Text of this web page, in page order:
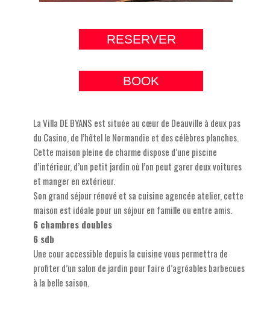
RESERVER
BOOK
La Villa DE BYANS est située au cœur de Deauville à deux pas
du Casino, de l’hôtel le Normandie et des célèbres planches.
Cette maison pleine de charme dispose d’une piscine
d’intérieur, d’un petit jardin où l’on peut garer deux voitures
et manger en extérieur.
Son grand séjour rénové et sa cuisine agencée atelier, cette
maison est idéale pour un séjour en famille ou entre amis.
6 chambres doubles
6 sdb
Une cour accessible depuis la cuisine vous permettra de
profiter d’un salon de jardin pour faire d’agréables barbecues
à la belle saison.